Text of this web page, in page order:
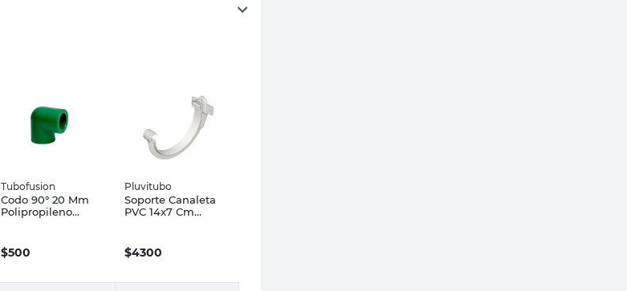
Tubofusion
Codo 90° 20 Mm
Polipropileno
$500
Pluvitubo
Soporte Canaleta
PVC 14x7 Cm
$4300